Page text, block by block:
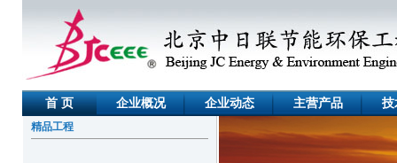
首 页 企业概况 企业动态 主营产品 技
精品工程